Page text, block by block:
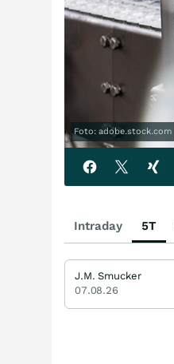
Foto: adobe.stock.com
Intraday 5T
J.M. Smucker
07.08.26